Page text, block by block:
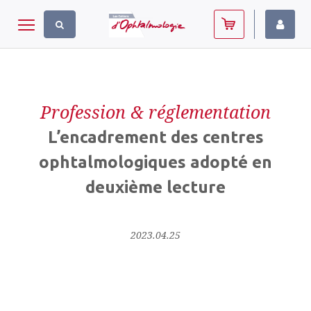
Toggle navigation
Profession & réglementation
L’encadrement des centres
ophtalmologiques adopté en
deuxième lecture
2023.04.25
Panneau de gestion des cookies